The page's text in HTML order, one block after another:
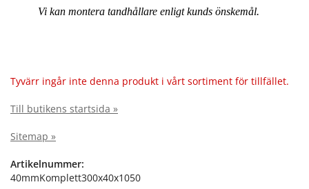
Vi kan montera tandhållare enligt kunds önskemål.
Tyvärr ingår inte denna produkt i vårt sortiment för tillfället.
Till butikens startsida »
Sitemap »
Artikelnummer:
40mmKomplett300x40x1050